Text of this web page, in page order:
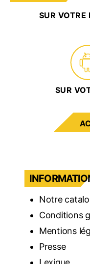
SUR VOTRE
SUR
Notre
Conditions
Mentions
Presse